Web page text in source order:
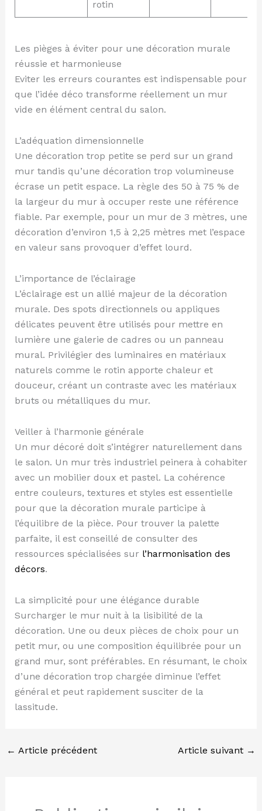
rotin
Les pièges à éviter pour une décoration murale
réussie et harmonieuse
Eviter les erreurs courantes est indispensable pour
que l’idée déco transforme réellement un mur
vide en élément central du salon.
L’adéquation dimensionnelle
Une décoration trop petite se perd sur un grand
mur tandis qu’une décoration trop volumineuse
écrase un petit espace. La règle des 50 à 75 % de
la largeur du mur à occuper reste une référence
fiable. Par exemple, pour un mur de 3 mètres, une
décoration d’environ 1,5 à 2,25 mètres met l’espace
en valeur sans provoquer d’effet lourd.
L’importance de l’éclairage
L’éclairage est un allié majeur de la décoration
murale. Des spots directionnels ou appliques
délicates peuvent être utilisés pour mettre en
lumière une galerie de cadres ou un panneau
mural. Privilégier des luminaires en matériaux
naturels comme le rotin apporte chaleur et
douceur, créant un contraste avec les matériaux
bruts ou métalliques du mur.
Veiller à l’harmonie générale
Un mur décoré doit s’intégrer naturellement dans
le salon. Un mur très industriel peinera à cohabiter
avec un mobilier doux et pastel. La cohérence
entre couleurs, textures et styles est essentielle
pour que la décoration murale participe à
l’équilibre de la pièce. Pour trouver la palette
parfaite, il est conseillé de consulter des
ressources spécialisées sur l’harmonisation des
décors.
La simplicité pour une élégance durable
Surcharger le mur nuit à la lisibilité de la
décoration. Une ou deux pièces de choix pour un
petit mur, ou une composition équilibrée pour un
grand mur, sont préférables. En résumant, le choix
d’une décoration trop chargée diminue l’effet
général et peut rapidement susciter de la
lassitude.
← Article précédent Article suivant →